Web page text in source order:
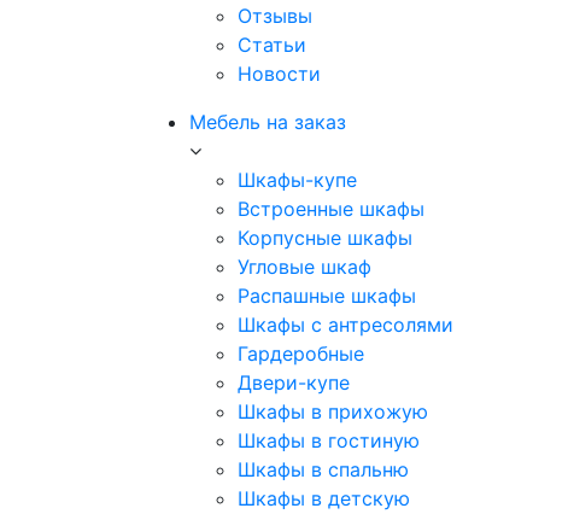
Отзывы
Статьи
Новости
Мебель на заказ
Шкафы-купе
Встроенные шкафы
Корпусные шкафы
Угловые шкаф
Распашные шкафы
Шкафы с антресолями
Гардеробные
Двери-купе
Шкафы в прихожую
Шкафы в гостиную
Шкафы в спальню
Шкафы в детскую